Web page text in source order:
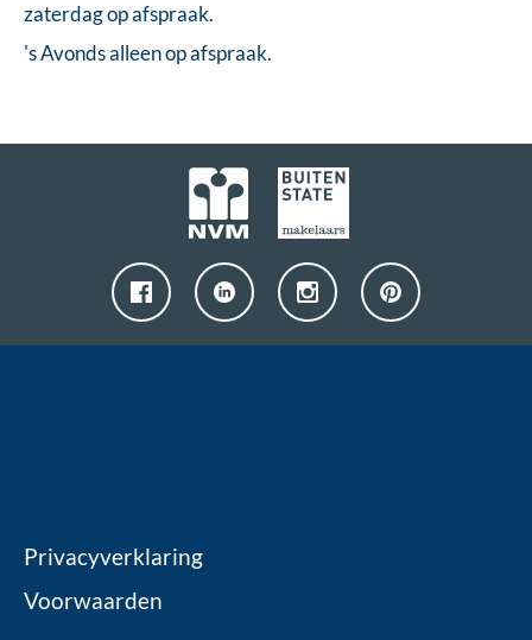
zaterdag op afspraak.
's Avonds alleen op afspraak.
Privacyverklaring
Voorwaarden